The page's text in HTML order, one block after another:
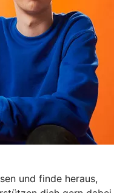
und finde heraus,